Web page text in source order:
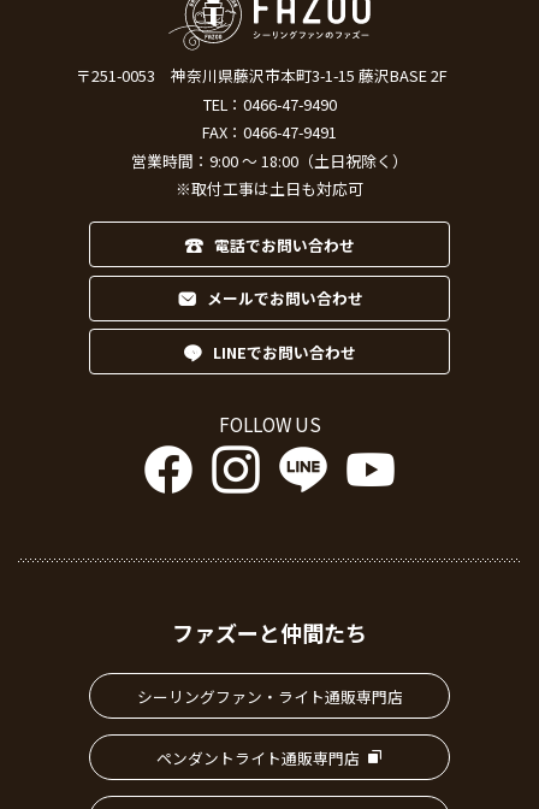
〒251-0053
神奈川県藤沢市本町3-1-15 藤沢BASE 2F
TEL： 0466-47-9490
FAX：0466-47-9491
営業時間：9:00 ～ 18:00（土日祝除く）
※取付工事は土日も対応可
電話でお問い合わせ
メールでお問い合わせ
LINEでお問い合わせ
FOLLOW US
ファズーと仲間たち
シーリングファン・ライト通販専門店
ペンダントライト通販専門店